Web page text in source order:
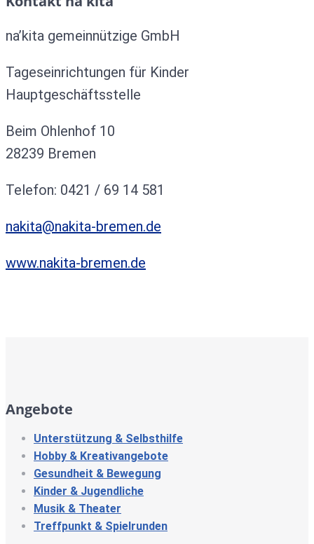
na’kita gemeinnützige GmbH
Tageseinrichtungen für Kinder
Hauptgeschäftsstelle
Beim Ohlenhof 10
28239 Bremen
Telefon: 0421 / 69 14 581
nakita@nakita-bremen.de
www.nakita-bremen.de
Angebote
Unterstützung & Selbsthilfe
Hobby & Kreativangebote
Gesundheit & Bewegung
Kinder & Jugendliche
Musik & Theater
Treffpunkt & Spielrunden